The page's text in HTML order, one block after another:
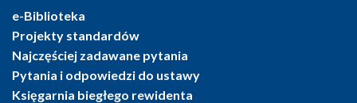
e-Biblioteka
Projekty standardów
Najczęściej zadawane pytania
Pytania i odpowiedzi do ustawy
Księgarnia biegłego rewidenta